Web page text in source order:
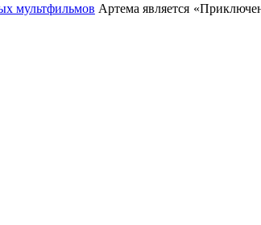
мультфильмов Артема является